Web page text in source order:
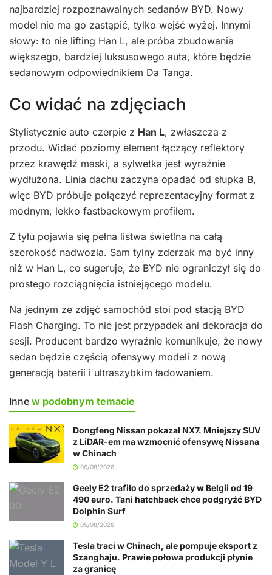
najbardziej rozpoznawalnych sedanów BYD. Nowy
model nie ma go zastąpić, tylko wejść wyżej. Innymi
słowy: to nie lifting Han L, ale próba zbudowania
większego, bardziej luksusowego auta, które będzie
sedanowym odpowiednikiem Da Tanga.
Co widać na zdjęciach
Stylistycznie auto czerpie z Han L, zwłaszcza z
przodu. Widać poziomy element łączący reflektory
przez krawędź maski, a sylwetka jest wyraźnie
wydłużona. Linia dachu zaczyna opadać od słupka B,
więc BYD próbuje połączyć reprezentacyjny format z
modnym, lekko fastbackowym profilem.
Z tyłu pojawia się pełna listwa świetlna na całą
szerokość nadwozia. Sam tylny zderzak ma być inny
niż w Han L, co sugeruje, że BYD nie ograniczył się do
prostego rozciągnięcia istniejącego modelu.
Na jednym ze zdjęć samochód stoi pod stacją BYD
Flash Charging. To nie jest przypadek ani dekoracja do
sesji. Producent bardzo wyraźnie komunikuje, że nowy
sedan będzie częścią ofensywy modeli z nową
generacją baterii i ultraszybkim ładowaniem.
Inne w podobnym temacie
Dongfeng Nissan pokazał NX7. Mniejszy SUV
z LiDAR-em ma wzmocnić ofensywę Nissana
w Chinach
06/08/2026
Geely E2 trafiło do sprzedaży w Belgii od 19
490 euro. Tani hatchback chce podgryźć BYD
Dolphin Surf
05/08/2026
Tesla traci w Chinach, ale pompuje eksport z
Szanghaju. Prawie połowa produkcji płynie
za granicę